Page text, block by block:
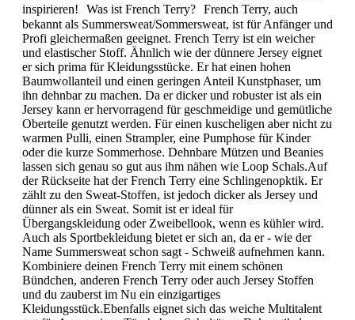
inspirieren! Was ist French Terry? French Terry, auch
bekannt als Summersweat/Sommersweat, ist für Anfänger und
Profi gleichermaßen geeignet. French Terry ist ein weicher
und elastischer Stoff. Ähnlich wie der dünnere Jersey eignet
er sich prima für Kleidungsstücke. Er hat einen hohen
Baumwollanteil und einen geringen Anteil Kunstphaser, um
ihn dehnbar zu machen. Da er dicker und robuster ist als ein
Jersey kann er hervorragend für geschmeidige und gemütliche
Oberteile genutzt werden. Für einen kuscheligen aber nicht zu
warmen Pulli, einen Strampler, eine Pumphose für Kinder
oder die kurze Sommerhose. Dehnbare Mützen und Beanies
lassen sich genau so gut aus ihm nähen wie Loop Schals.Auf
der Rückseite hat der French Terry eine Schlingenopktik. Er
zählt zu den Sweat-Stoffen, ist jedoch dicker als Jersey und
dünner als ein Sweat. Somit ist er ideal für
Übergangskleidung oder Zweibellook, wenn es kühler wird.
Auch als Sportbekleidung bietet er sich an, da er - wie der
Name Summersweat schon sagt - Schweiß aufnehmen kann.
Kombiniere deinen French Terry mit einem schönen
Bündchen, anderen French Terry oder auch Jersey Stoffen
und du zauberst im Nu ein einzigartiges
Kleidungsstück.Ebenfalls eignet sich das weiche Multitalent